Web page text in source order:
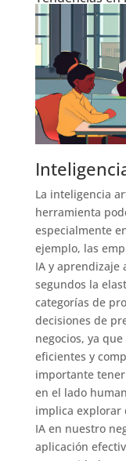
La inteligencia
herramienta
especialmente
ejemplo, las
IA y aprendizaje
segundos la
categorías de
decisiones de
negocios, ya
eficientes y
importante
en el lado
implica explorar
IA en nuestro
aplicación